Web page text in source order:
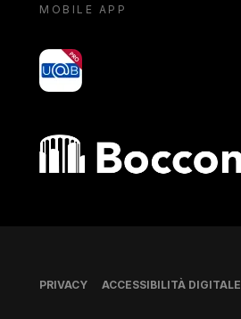
MOBILE APP
yoU@B
Bocconi shop
Piè di pagina
PRIVACY ACCESSIBILITÀ DIGITALE